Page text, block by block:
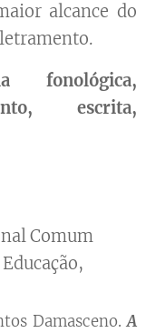
alcance do
fonológica,
escrita,
Comum
Damasceno.A